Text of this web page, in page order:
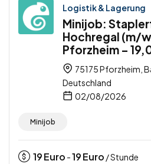
Logistik & Lagerung
Minijob:
Hochregal (m/
Pforzheim –
75175 Pforzheim,
Deutschland
02/08/2026
Minijob
19Euro -19Euro / Stunde